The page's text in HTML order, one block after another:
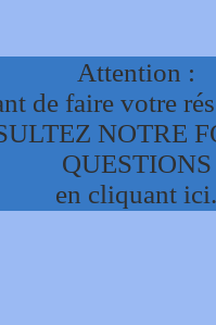
Attention :
de faire votre
NOTRE
QUESTIONS
en cliquant